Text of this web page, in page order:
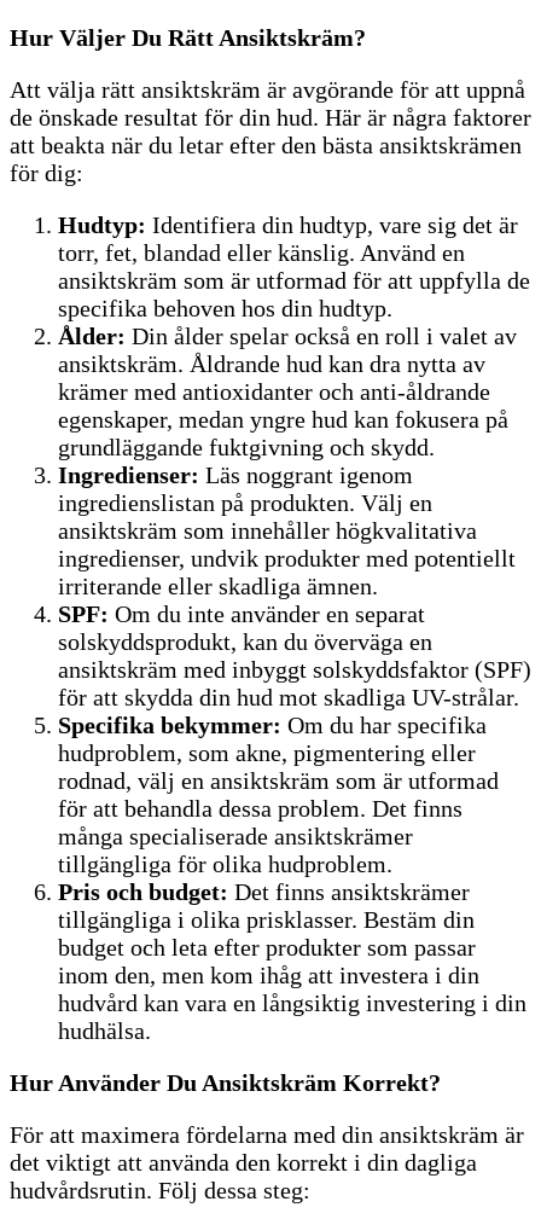
Hur Väljer Du Rätt Ansiktskräm?
Att välja rätt ansiktskräm är avgörande för att uppnå
de önskade resultat för din hud. Här är några faktorer
att beakta när du letar efter den bästa ansiktskrämen
för dig:
Hudtyp: Identifiera din hudtyp, vare sig det är
torr, fet, blandad eller känslig. Använd en
ansiktskräm som är utformad för att uppfylla de
specifika behoven hos din hudtyp.
Ålder: Din ålder spelar också en roll i valet av
ansiktskräm. Åldrande hud kan dra nytta av
krämer med antioxidanter och anti-åldrande
egenskaper, medan yngre hud kan fokusera på
grundläggande fuktgivning och skydd.
Ingredienser: Läs noggrant igenom
ingredienslistan på produkten. Välj en
ansiktskräm som innehåller högkvalitativa
ingredienser, undvik produkter med potentiellt
irriterande eller skadliga ämnen.
SPF: Om du inte använder en separat
solskyddsprodukt, kan du överväga en
ansiktskräm med inbyggt solskyddsfaktor (SPF)
för att skydda din hud mot skadliga UV-strålar.
Specifika bekymmer: Om du har specifika
hudproblem, som akne, pigmentering eller
rodnad, välj en ansiktskräm som är utformad
för att behandla dessa problem. Det finns
många specialiserade ansiktskrämer
tillgängliga för olika hudproblem.
Pris och budget: Det finns ansiktskrämer
tillgängliga i olika prisklasser. Bestäm din
budget och leta efter produkter som passar
inom den, men kom ihåg att investera i din
hudvård kan vara en långsiktig investering i din
hudhälsa.
Hur Använder Du Ansiktskräm Korrekt?
För att maximera fördelarna med din ansiktskräm är
det viktigt att använda den korrekt i din dagliga
hudvårdsrutin. Följ dessa steg: